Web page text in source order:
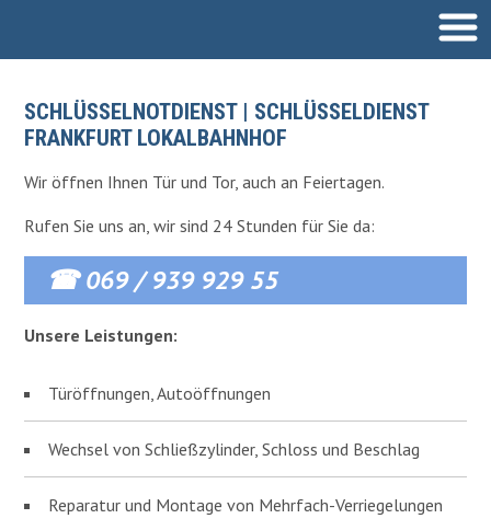
EINBRUCHSCHUTZ
SCHLIESSANLAGEN
SCHLÜSSELNOTDIENST | SCHLÜSSELDIENST
FRANKFURT LOKALBAHNHOF
Wir öffnen Ihnen Tür und Tor, auch an Feiertagen.
Rufen Sie uns an, wir sind 24 Stunden für Sie da:
☎ 069 / 939 929 55
Unsere Leistungen:
Türöffnungen, Autoöffnungen
Wechsel von Schließzylinder, Schloss und Beschlag
Reparatur und Montage von Mehrfach-Verriegelungen